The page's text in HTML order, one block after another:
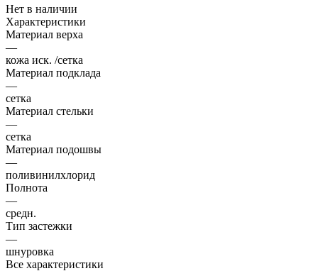
Нет в наличии
Характеристики
Материал верха
—
кожа иск. /сетка
Материал подклада
—
сетка
Материал стельки
—
сетка
Материал подошвы
—
поливинилхлорид
Полнота
—
средн.
Тип застежки
—
шнуровка
Все характеристики